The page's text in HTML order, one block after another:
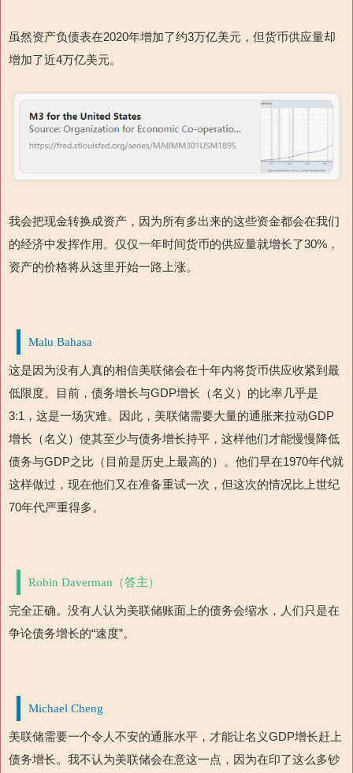
虽然资产负债表在2020年增加了约3万亿美元，但货币供应量却
增加了近4万亿美元。
我会把现金转换成资产，因为所有多出来的这些资金都会在我们
的经济中发挥作用。仅仅一年时间货币的供应量就增长了30%，
资产的价格将从这里开始一路上涨。
Malu Bahasa
这是因为没有人真的相信美联储会在十年内将货币供应收紧到最
低限度。目前，债务增长与GDP增长（名义）的比率几乎是
3:1，这是一场灾难。因此，美联储需要大量的通胀来拉动GDP
增长（名义）使其至少与债务增长持平，这样他们才能慢慢降低
债务与GDP之比（目前是历史上最高的）。他们早在1970年代就
这样做过，现在他们又在准备重试一次，但这次的情况比上世纪
70年代严重得多。
Robin Daverman（答主）
完全正确。没有人认为美联储账面上的债务会缩水，人们只是在
争论债务增长的“速度”。
Michael Cheng
美联储需要一个令人不安的通胀水平，才能让名义GDP增长赶上
债务增长。我不认为美联储会在意这一点，因为在印了这么多钞